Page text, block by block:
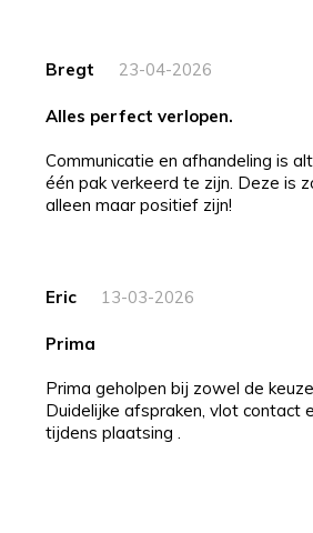
Bregt 23-04-2026
alles perfect verlopen.
Communicatie en afhandeling is
één pak verkeerd te zijn. Deze is
alleen maar positief zijn!
Eric 13-03-2026
prima
Prima geholpen bij zowel de
Duidelijke afspraken, vlot contact
tijdens plaatsing .